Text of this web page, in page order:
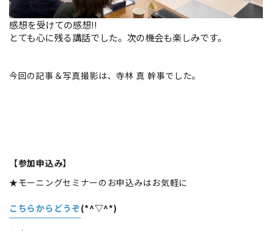
感想を受けての感想!!
とても心に残る講話でした。次の機会も楽しみです。
今回の記事＆写真撮影は、寺林 真 幹事でした。
【参加申込み】
★モーニングセミナーのお申込みはお気軽に
こちらからどうぞ(*^▽^*)